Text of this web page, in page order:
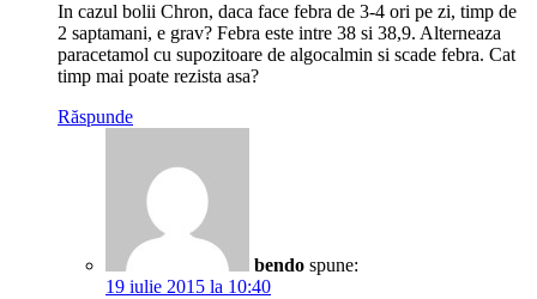
In cazul bolii Chron, daca face febra de 3-4 ori pe zi, timp de
2 saptamani, e grav? Febra este intre 38 si 38,9. Alterneaza
paracetamol cu supozitoare de algocalmin si scade febra. Cat
timp mai poate rezista asa?
Răspunde
bendo spune:
19 iulie 2015 la 10:40